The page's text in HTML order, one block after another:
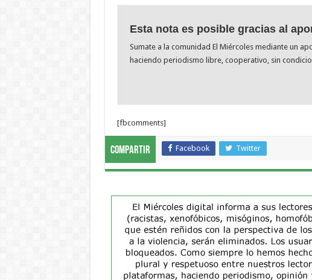
Esta nota es posible gracias al
Sumate a la comunidad El Miércoles mediante un
haciendo periodismo libre, cooperativo, sin
[fbcomments]
Compartir Facebook Twitter